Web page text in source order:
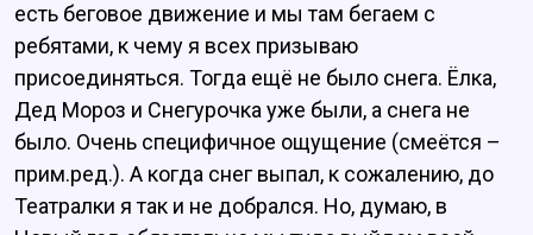
есть беговое движение и мы там бегаем с
ребятами, к чему я всех призываю
присоединяться. Тогда ещё не было снега. Ёлка,
Дед Мороз и Снегурочка уже были, а снега не
было. Очень специфичное ощущение (смеётся –
прим.ред.). А когда снег выпал, к сожалению, до
Театралки я так и не добрался. Но, думаю, в